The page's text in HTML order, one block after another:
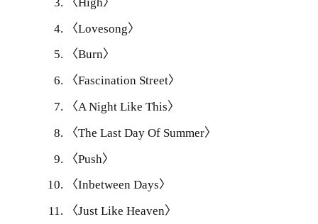
〈Lovesong〉
〈Burn〉
〈Fascination Street〉
〈A Night Like This〉
〈The Last Day Of Summer〉
〈Push〉
〈Inbetween Days〉
〈Just Like Heaven〉